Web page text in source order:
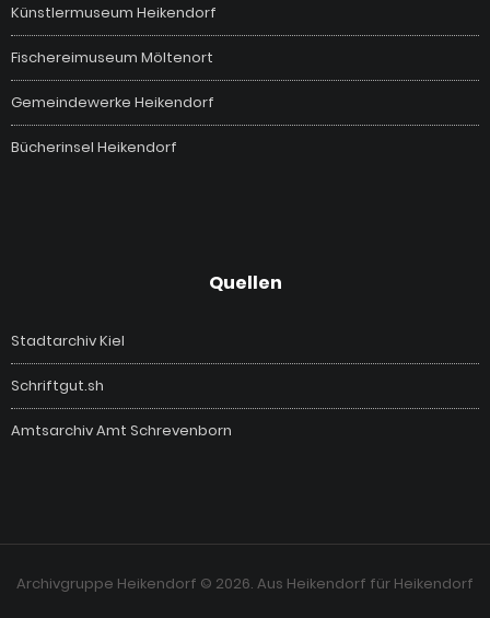
Künstlermuseum Heikendorf
Fischereimuseum Möltenort
Gemeindewerke Heikendorf
Bücherinsel Heikendorf
Quellen
Stadtarchiv Kiel
Schriftgut.sh
Amtsarchiv Amt Schrevenborn
Archivgruppe Heikendorf © 2026. Aus Heikendorf für Heikendorf